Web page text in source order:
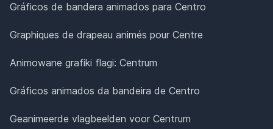
Gráficos de bandera animados para Centro
Graphiques de drapeau animés pour Centre
Animowane grafiki flagi: Centrum
Gráficos animados da bandeira de Centro
Geanimeerde vlagbeelden voor Centrum